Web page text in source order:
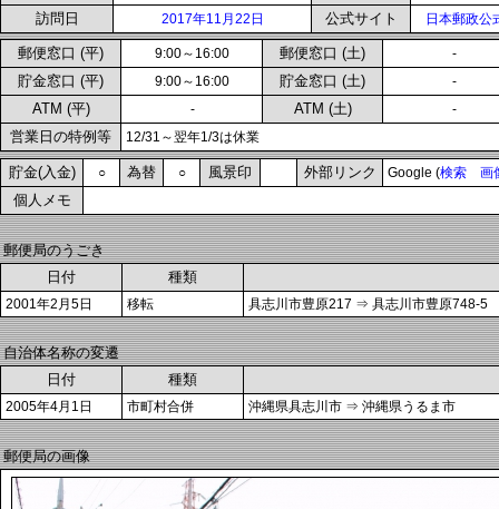
訪問日 2017年11月22日 公式サイト 日本郵政公
郵便窓口 (平) 9:00～16:00 郵便窓口 (土) -
貯金窓口 (平) 9:00～16:00 貯金窓口 (土) -
ATM (平) - ATM (土) -
営業日の特例等 12/31～翌年1/3は休業
貯金(入金) ○ 為替 ○ 風景印 外部リンク Google (検索 画
個人メモ
郵便局のうごき
日付
種類
2001年2月5日 移転 具志川市豊原217 ⇒ 具志川市豊原748-5
自治体名称の変遷
日付
種類
2005年4月1日 市町村合併 沖縄県具志川市 ⇒ 沖縄県うるま市
郵便局の画像